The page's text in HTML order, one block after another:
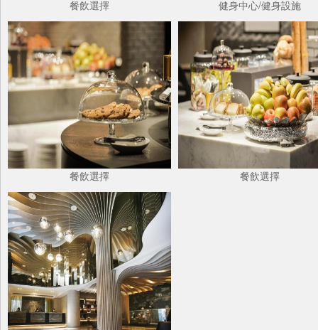
餐飲選擇 健身中心/健身設施
餐飲選擇 餐飲選擇